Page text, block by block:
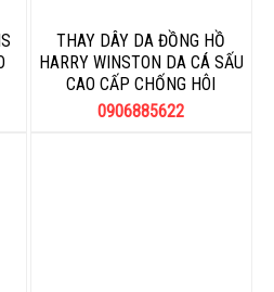
THAY DÂY DA ĐỒNG HỒ
HARRY WINSTON DA CÁ SẤU
CAO CẤP CHỐNG HÔI
0906885622